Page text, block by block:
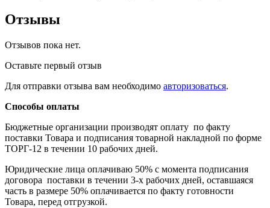
Отзывы
Отзывов пока нет.
Оставьте первый отзыв
Для отправки отзыва вам необходимо авторизоваться.
Способы оплаты
Бюджетные организации производят оплату по факту
поставки Товара и подписания товарной накладной по форме
ТОРГ-12 в течении 10 рабочих дней.
Юридические лица оплачиваю 50% с момента подписания
договора поставки в течении 3-х рабочих дней, оставшаяся
часть в размере 50% оплачивается по факту готовности
Товара, перед отгрузкой.